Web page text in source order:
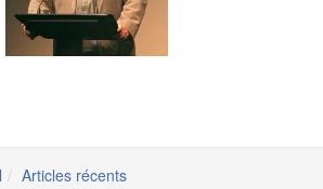
Articles récents